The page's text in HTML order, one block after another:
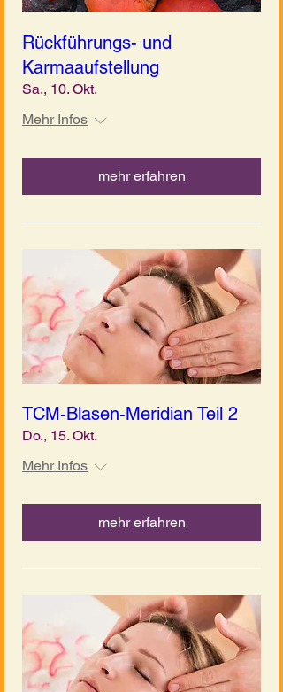
Rückführungs- und
Karmaaufstellung
Sa., 10. Okt.
Mehr Infos
mehr erfahren
TCM-Blasen-Meridian Teil 2
Do., 15. Okt.
Mehr Infos
mehr erfahren